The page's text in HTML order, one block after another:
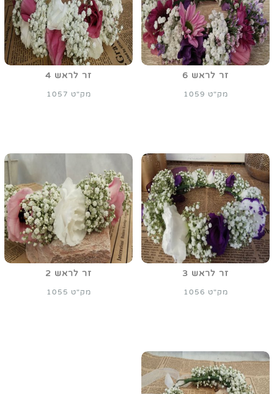
זר לראש 6
מק"ט 1059
זר לראש 4
מק"ט 1057
זר לראש 3
מק"ט 1056
זר לראש 2
מק"ט 1055